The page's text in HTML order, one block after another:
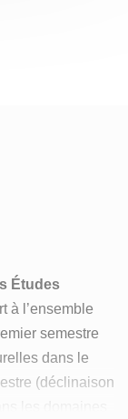
Études
à l’ensemble
semestre
dans le
(déclinaison